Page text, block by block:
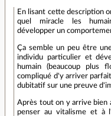
En lisant cette description
quel miracle les
développer un
Ça semble un peu être
individu particulier et
humain (beaucoup plus
compliqué d'y arriver
dubitatif sur une preuve
Après tout on y arrive bien
penser au vitalisme et à